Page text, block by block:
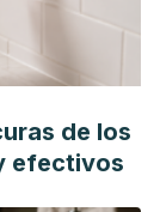
de los
efectivos